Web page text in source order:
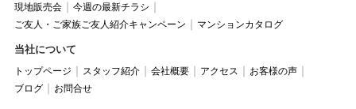
現地販売会
今週の最新チラシ
ご友人・ご家族ご友人紹介キャンペーン
マンションカタログ
当社について
トップページ スタッフ紹介 会社概要 アクセス
お客様の声
ブログ
お問合せ